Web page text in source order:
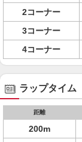
2コーナー
3コーナー
4コーナー
ラップタイム
距離
200m